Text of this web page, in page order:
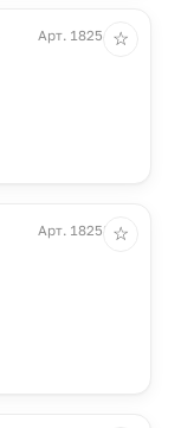
Арт. 18254.30
☆
Арт. 18258.30
☆